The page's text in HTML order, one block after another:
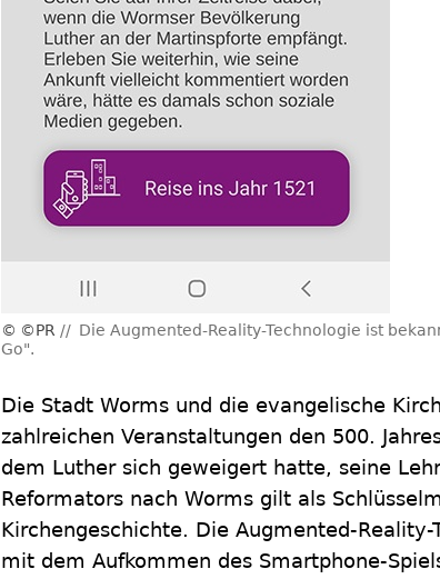
©PR
Die Augmented-Reality-Technologie ist
Go".
Die Stadt Worms und die evangelische
zahlreichen Veranstaltungen den 500.
dem Luther sich geweigert hatte, seine
Reformators nach Worms gilt als
Kirchengeschichte. Die Augmented-
mit dem Aufkommen des Smartphone-